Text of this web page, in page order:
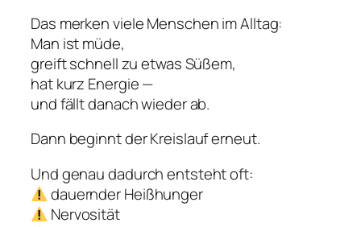
Das merken viele Menschen im Alltag:
Man ist müde,
greift schnell zu etwas Süßem,
hat kurz Energie —
und fällt danach wieder ab.
Dann beginnt der Kreislauf erneut.
Und genau dadurch entsteht oft:
dauernder Heißhunger
Nervosität